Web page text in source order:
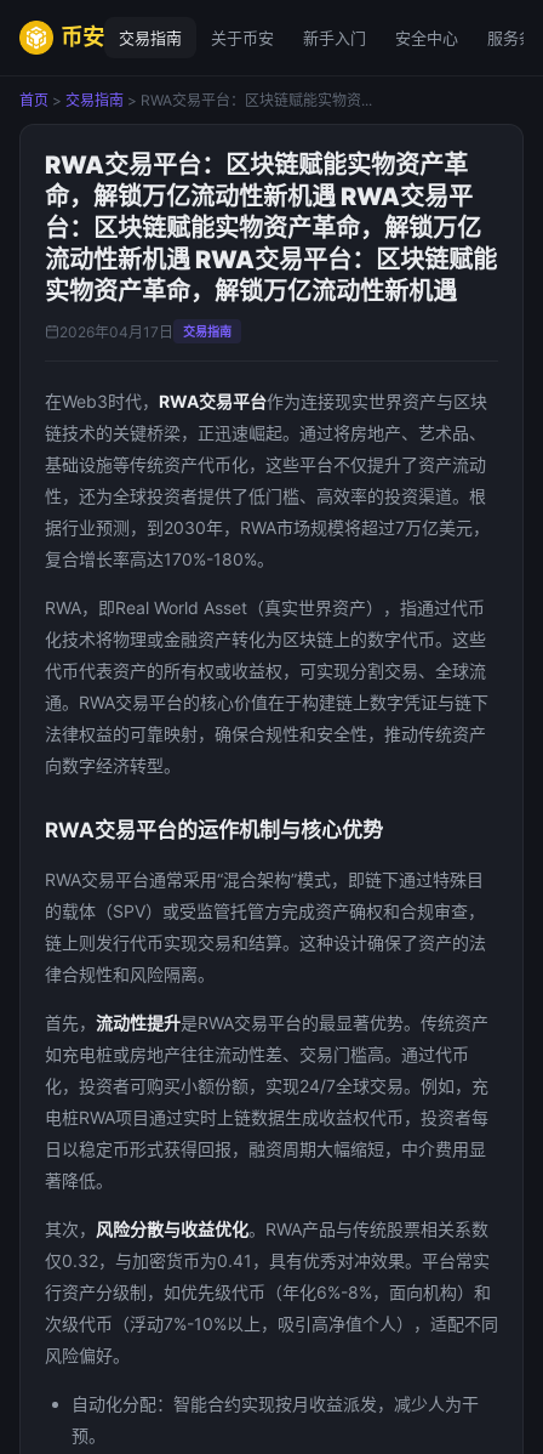
币安 交易指南 关于币安 新手入门 安全中心 服务条
首页 > 交易指南 > RWA交易平台：区块链赋能实物资...
RWA交易平台：区块链赋能实物资产革
命，解锁万亿流动性新机遇 RWA交易平
台：区块链赋能实物资产革命，解锁万亿
流动性新机遇 RWA交易平台：区块链赋能
实物资产革命，解锁万亿流动性新机遇
2026年04月17日 交易指南
在Web3时代， RWA交易平台作为连接现实世界资产与区块
链技术的关键桥梁，正迅速崛起。通过将房地产、艺术品、
基础设施等传统资产代币化，这些平台不仅提升了资产流动
性，还为全球投资者提供了低门槛、高效率的投资渠道。根
据行业预测，到2030年，RWA市场规模将超过7万亿美元，
复合增长率高达170%-180%。
RWA，即Real World Asset（真实世界资产），指通过代币
化技术将物理或金融资产转化为区块链上的数字代币。这些
代币代表资产的所有权或收益权，可实现分割交易、全球流
通。RWA交易平台的核心价值在于构建链上数字凭证与链下
法律权益的可靠映射，确保合规性和安全性，推动传统资产
向数字经济转型。
RWA交易平台的运作机制与核心优势
RWA交易平台通常采用“混合架构”模式，即链下通过特殊目
的载体（SPV）或受监管托管方完成资产确权和合规审查，
链上则发行代币实现交易和结算。这种设计确保了资产的法
律合规性和风险隔离。
首先， 流动性提升是RWA交易平台的最显著优势。传统资产
如充电桩或房地产往往流动性差、交易门槛高。通过代币
化，投资者可购买小额份额，实现24/7全球交易。例如，充
电桩RWA项目通过实时上链数据生成收益权代币，投资者每
日以稳定币形式获得回报，融资周期大幅缩短，中介费用显
著降低。
其次， 风险分散与收益优化。RWA产品与传统股票相关系数
仅0.32，与加密货币为0.41，具有优秀对冲效果。平台常实
行资产分级制，如优先级代币（年化6%-8%，面向机构）和
次级代币（浮动7%-10%以上，吸引高净值个人），适配不同
风险偏好。
自动化分配：智能合约实现按月收益派发，减少人为干
预。